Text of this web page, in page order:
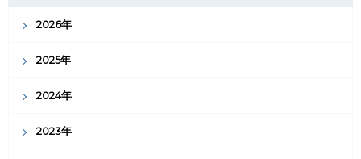
2026年
2025年
2024年
2023年